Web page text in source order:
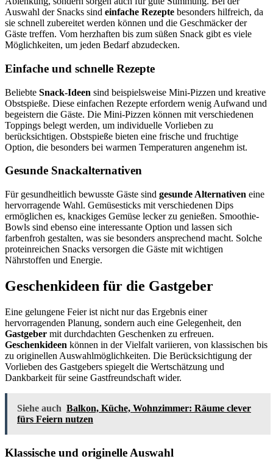
Auswahl der Snacks sind einfache Rezepte besonders hilfreich, da
sie schnell zubereitet werden können und die Geschmäcker der
Gäste treffen. Vom herzhaften bis zum süßen Snack gibt es viele
Möglichkeiten, um jeden Bedarf abzudecken.
Einfache und schnelle Rezepte
Beliebte Snack-Ideen sind beispielsweise Mini-Pizzen und kreative
Obstspieße. Diese einfachen Rezepte erfordern wenig Aufwand und
begeistern die Gäste. Die Mini-Pizzen können mit verschiedenen
Toppings belegt werden, um individuelle Vorlieben zu
berücksichtigen. Obstspieße bieten eine frische und fruchtige
Option, die besonders bei warmen Temperaturen angenehm ist.
Gesunde Snackalternativen
Für gesundheitlich bewusste Gäste sind gesunde Alternativen eine
hervorragende Wahl. Gemüsesticks mit verschiedenen Dips
ermöglichen es, knackiges Gemüse lecker zu genießen. Smoothie-
Bowls sind ebenso eine interessante Option und lassen sich
farbenfroh gestalten, was sie besonders ansprechend macht. Solche
proteinreichen Snacks versorgen die Gäste mit wichtigen
Nährstoffen und Energie.
Geschenkideen für die Gastgeber
Eine gelungene Feier ist nicht nur das Ergebnis einer
hervorragenden Planung, sondern auch eine Gelegenheit, den
Gastgeber mit durchdachten Geschenken zu erfreuen.
Geschenkideen können in der Vielfalt variieren, von klassischen bis
zu originellen Auswahlmöglichkeiten. Die Berücksichtigung der
Vorlieben des Gastgebers spiegelt die Wertschätzung und
Dankbarkeit für seine Gastfreundschaft wider.
Siehe auch Balkon, Küche, Wohnzimmer: Räume clever
fürs Feiern nutzen
Klassische und originelle Auswahl